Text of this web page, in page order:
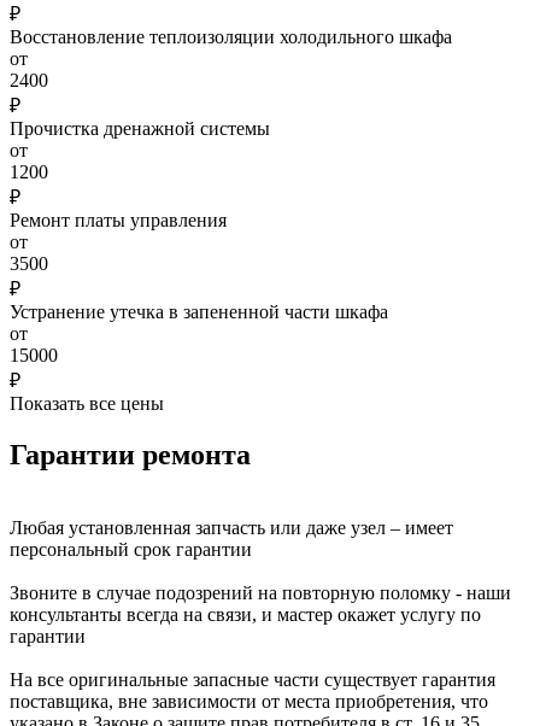
₽
Восстановление теплоизоляции холодильного шкафа
от
2400
₽
Прочистка дренажной системы
от
1200
₽
Ремонт платы управления
от
3500
₽
Устранение утечка в запененной части шкафа
от
15000
₽
Показать все цены
Гарантии ремонта
Любая установленная запчасть или даже узел – имеет
персональный срок гарантии
Звоните в случае подозрений на повторную поломку - наши
консультанты всегда на связи, и мастер окажет услугу по
гарантии
На все оригинальные запасные части существует гарантия
поставщика, вне зависимости от места приобретения, что